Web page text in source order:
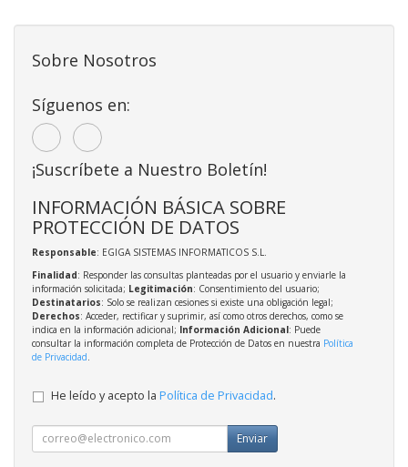
Sobre Nosotros
Síguenos en:
¡Suscríbete a Nuestro Boletín!
INFORMACIÓN BÁSICA SOBRE
PROTECCIÓN DE DATOS
Responsable: EGIGA SISTEMAS INFORMATICOS S.L.
Finalidad: Responder las consultas planteadas por el usuario y enviarle la
información solicitada; Legitimación: Consentimiento del usuario;
Destinatarios: Solo se realizan cesiones si existe una obligación legal;
Derechos: Acceder, rectificar y suprimir, así como otros derechos, como se
indica en la información adicional; Información Adicional: Puede
consultar la información completa de Protección de Datos en nuestra Política
de Privacidad
He leído y acepto la Política de Privacidad.
Enviar